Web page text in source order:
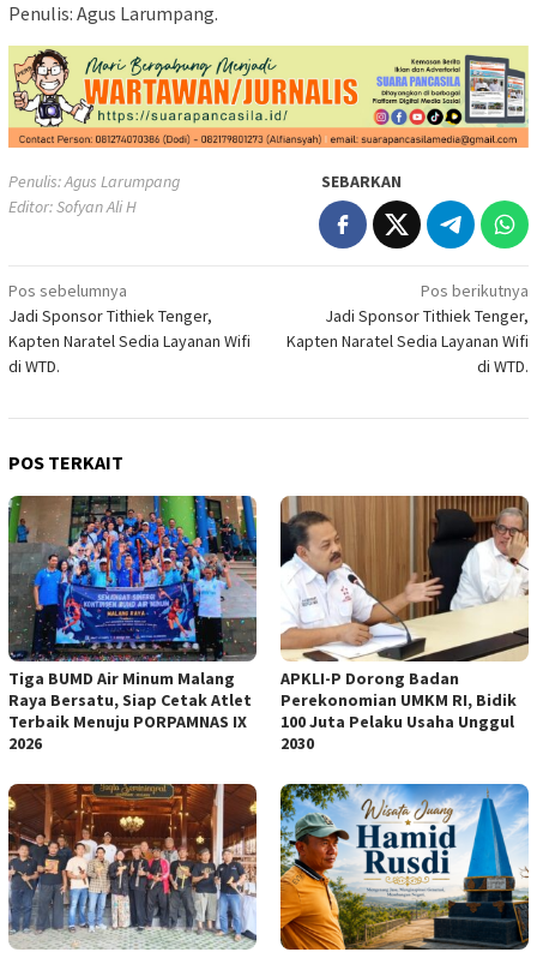
Penulis: Agus Larumpang.
Penulis: Agus Larumpang
Editor: Sofyan Ali H
SEBARKAN
Navigasi
pos
Pos sebelumnya
Jadi Sponsor Tithiek Tenger,
Kapten Naratel Sedia Layanan Wifi
di WTD.
Pos berikutnya
Jadi Sponsor Tithiek Tenger,
Kapten Naratel Sedia Layanan Wifi
di WTD.
POS TERKAIT
Tiga BUMD Air Minum Malang
Raya Bersatu, Siap Cetak Atlet
Terbaik Menuju PORPAMNAS IX
2026
APKLI-P Dorong Badan
Perekonomian UMKM RI, Bidik
100 Juta Pelaku Usaha Unggul
2030